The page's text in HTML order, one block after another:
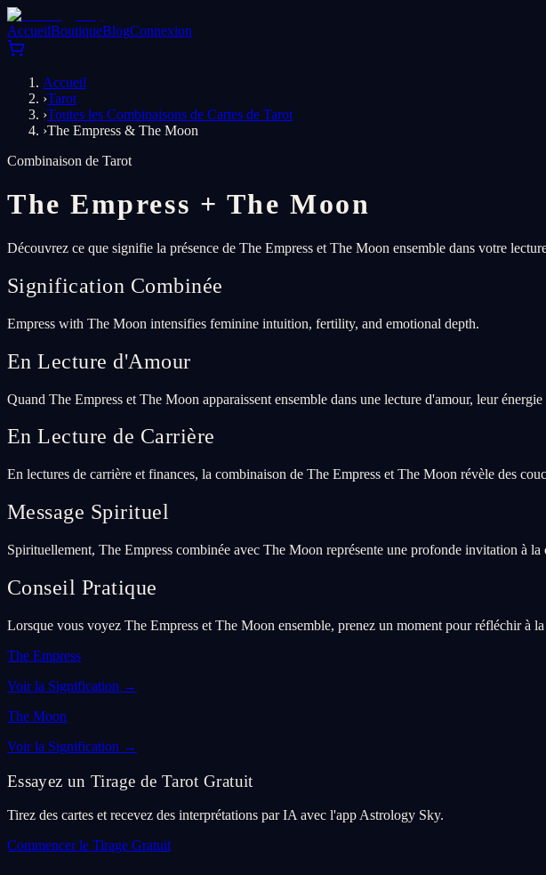
AccueilBoutiqueBlogConnexion
Accueil
›Tarot
›Toutes les Combinaisons de Cartes de Tarot
›The Empress & The Moon
Combinaison de Tarot
The Empress + The Moon
Découvrez ce que signifie la présence de The Empress et The Moon ensemble dans votre
Signification Combinée
Empress with The Moon intensifies feminine intuition, fertility, and emotional depth.
En Lecture d'Amour
Quand The Empress et The Moon apparaissent ensemble dans une lecture d'amour, leur
En Lecture de Carrière
En lectures de carrière et finances, la combinaison de The Empress et The Moon révèle des
Message Spirituel
Spirituellement, The Empress combinée avec The Moon représente une profonde invitation à
Conseil Pratique
Lorsque vous voyez The Empress et The Moon ensemble, prenez un moment pour réfléchir à
The Empress
Voir la Signification →
The Moon
Voir la Signification →
Essayez un Tirage de Tarot Gratuit
Tirez des cartes et recevez des interprétations par IA avec l'app Astrology Sky.
Commencer le Tirage Gratuit